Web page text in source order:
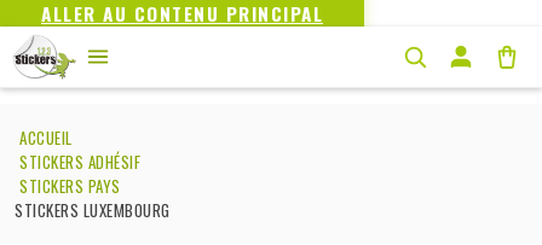
ALLER AU CONTENU PRINCIPAL
ACCUEIL
STICKERS ADHÉSIF
STICKERS PAYS
STICKERS LUXEMBOURG